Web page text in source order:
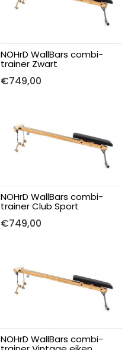
NOHrD WallBars combi-
trainer Zwart
€749,00
NOHrD WallBars combi-
trainer Club Sport
€749,00
NOHrD WallBars combi-